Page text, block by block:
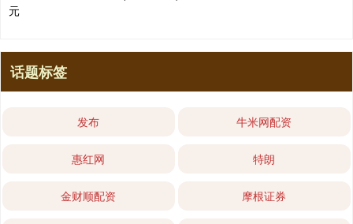
元
话题标签
发布 牛米网配资
惠红网 特朗
金财顺配资 摩根证券